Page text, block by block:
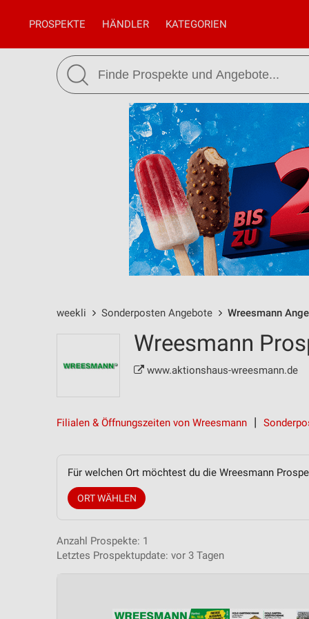
PROSPEKTE HÄNDLER KATEGORIEN
weekli Sonderposten Angebote Wreesmann
Wreesmann
www.aktionshaus-wreesmann.de
Filialen & Öffnungszeiten von Wreesmann
Für welchen Ort möchtest du die Wreesmann
ORT WÄHLEN
Anzahl Prospekte: 1
Letztes Prospektupdate: vor 3 Tagen